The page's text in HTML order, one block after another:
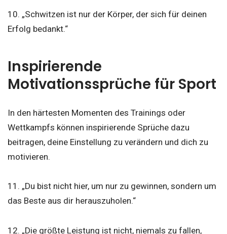
10. „Schwitzen ist nur der Körper, der sich für deinen
Erfolg bedankt.“
Inspirierende
Motivationssprüche für Sport
In den härtesten Momenten des Trainings oder
Wettkampfs können inspirierende Sprüche dazu
beitragen, deine Einstellung zu verändern und dich zu
motivieren.
11. „Du bist nicht hier, um nur zu gewinnen, sondern um
das Beste aus dir herauszuholen.“
12. „Die größte Leistung ist nicht, niemals zu fallen,